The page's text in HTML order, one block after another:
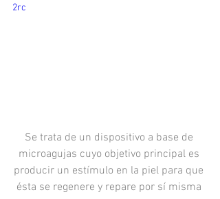
2rc
Se trata de un dispositivo a base de
microagujas cuyo objetivo principal es
producir un estímulo en la piel para que
ésta se regenere y repare por sí misma